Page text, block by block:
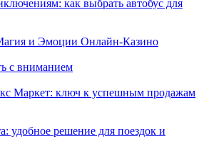
как выбрать автобус для
и Эмоции Онлайн-Казино
с вниманием
Маркет: ключ к успешным продажам
удобное решение для поездок и